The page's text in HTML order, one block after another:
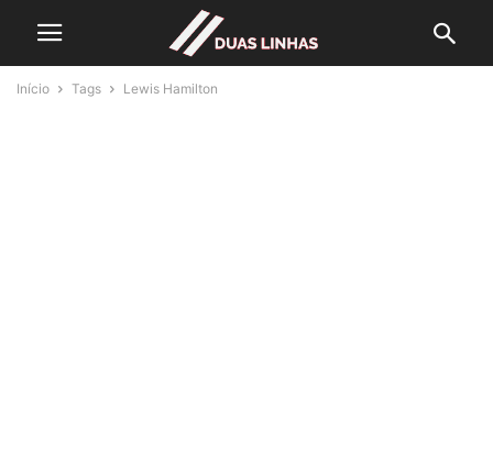
Início Tags Lewis Hamilton